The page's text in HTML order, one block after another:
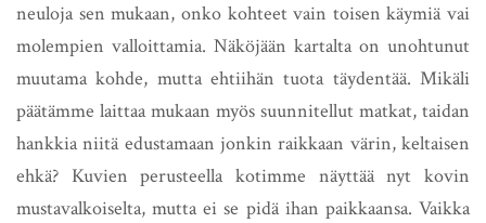
neuloja sen mukaan, onko kohteet vain toisen käymiä vai
molempien valloittamia. Näköjään kartalta on unohtunut
muutama kohde, mutta ehtiihän tuota täydentää. Mikäli
päätämme laittaa mukaan myös suunnitellut matkat, taidan
hankkia niitä edustamaan jonkin raikkaan värin, keltaisen
ehkä? Kuvien perusteella kotimme näyttää nyt kovin
mustavalkoiselta, mutta ei se pidä ihan paikkaansa. Vaikka